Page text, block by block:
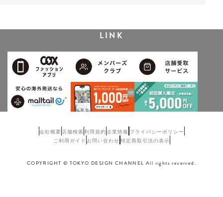
LINK
会社概要 店舗検索利用規約企業情報 プライバシーポリシー
ご利用ガイド お問い合わせ 特定商取引法の表示
COPYRIGHT © TOKYO DESIGN CHANNEL All rights reserved.